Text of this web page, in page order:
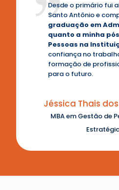
Desde o primário fui
Santo Antônio e
graduação em
quanto a minha
Pessoas na
confiança no
formação de
para o futuro.
Jéssica Thais
MBA em Gestão de